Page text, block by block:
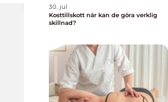
30. jul
Kosttillskott när kan de göra verklig
skillnad?